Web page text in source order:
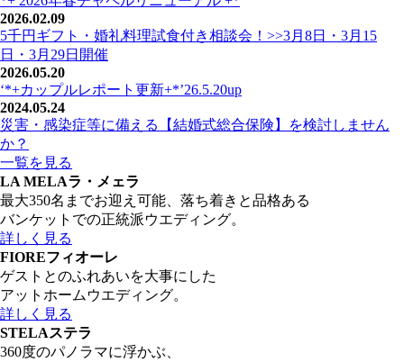
2026.02.09
5千円ギフト・婚礼料理試食付き相談会！>>3月8日・3月15
日・3月29日開催
2026.05.20
‘*+カップルレポート更新+*’26.5.20up
2024.05.24
災害・感染症等に備える【結婚式総合保険】を検討しません
か？
一覧を見る
LA MELAラ・メェラ
最大350名までお迎え可能、落ち着きと品格ある
バンケットでの正統派ウエディング。
詳しく見る
FIOREフィオーレ
ゲストとのふれあいを大事にした
アットホームウエディング。
詳しく見る
STELAステラ
360度のパノラマに浮かぶ、